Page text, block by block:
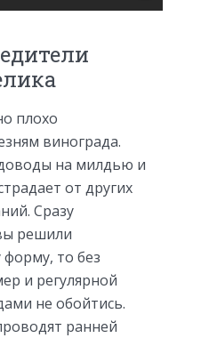
плохо
винограда.
на милдью и
от других
Сразу
решили
то без
и регулярной
не обойтись.
ранней